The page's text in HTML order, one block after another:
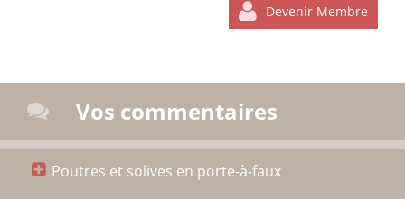
Devenir Membre
Vos commentaires
Poutres et solives en porte-à-faux